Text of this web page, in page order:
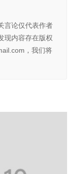
言论仅代表作者
现内容存在版权
，我们将